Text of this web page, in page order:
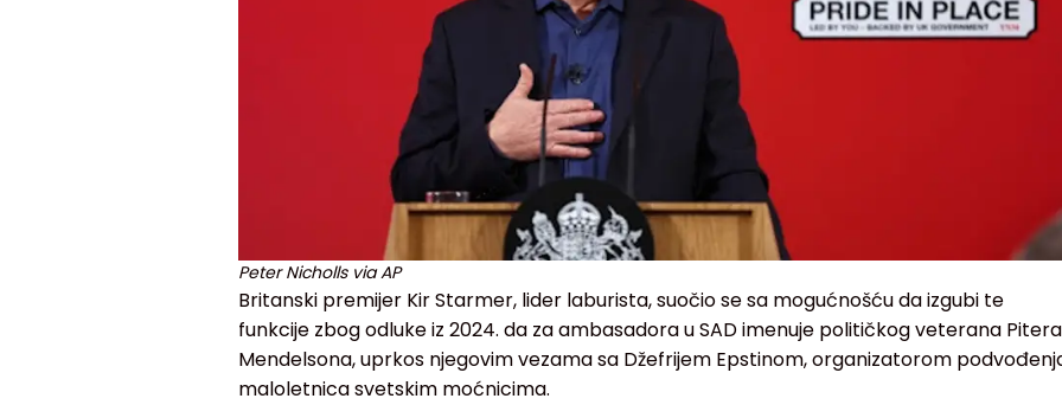
Peter Nicholls via AP
Britanski premijer Kir Starmer, lider laburista, suočio se sa mogućnošću da izgubi te
funkcije zbog odluke iz 2024. da za ambasadora u SAD imenuje političkog veterana Pitera
Mendelsona, uprkos njegovim vezama sa Džefrijem Epstinom, organizatorom
maloletnica svetskim moćnicima.